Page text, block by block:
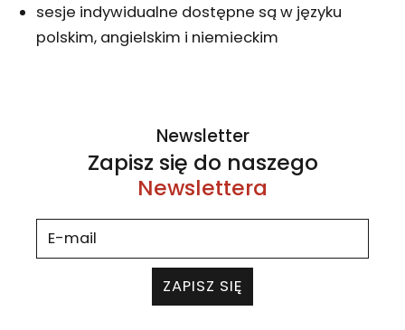
sesje indywidualne dostępne są w języku
polskim, angielskim i niemieckim
Newsletter
Zapisz się do naszego
Newslettera
ZAPISZ SIĘ